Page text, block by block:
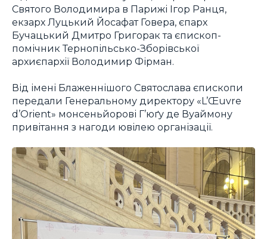
Святого Володимира в Парижі Ігор Ранця,
екзарх Луцький Йосафат Говера, єпарх
Бучацький Дмитро Григорак та єпископ-
помічник Тернопільсько-Зборівської
архиєпархії Володимир Фірман.
Від імені Блаженнішого Святослава єпископи
передали Генеральному директору «L’Œuvre
d’Orient» монсеньйорові Г’юґу де Вуаймону
привітання з нагоди ювілею організації.